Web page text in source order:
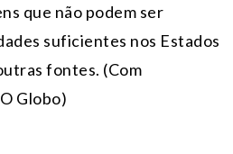
que não podem ser
suficientes nos Estados
fontes. (Com
Globo)